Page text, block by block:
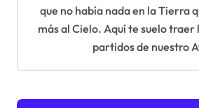
e
n
que no había nada en la Tierra
más al Cielo. Aquí te suelo traer
partidos de nuestro